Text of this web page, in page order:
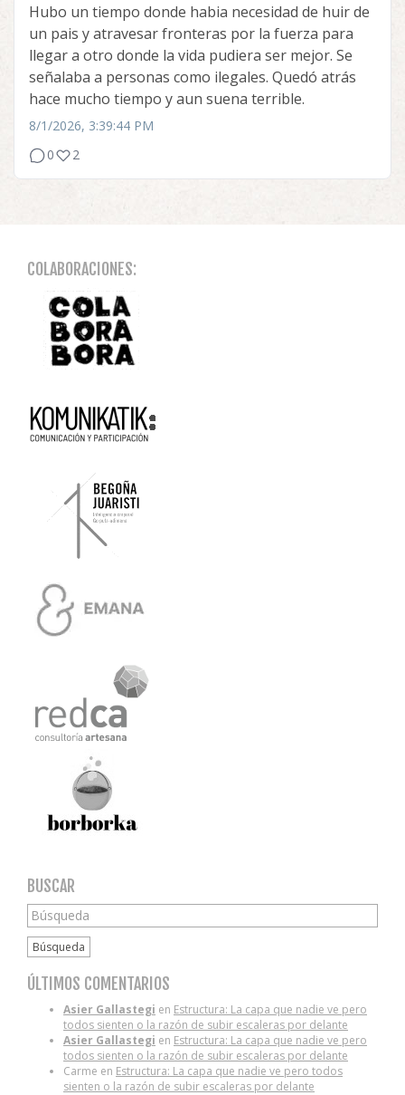
Hubo un tiempo donde habia necesidad de huir de
un pais y atravesar fronteras por la fuerza para
llegar a otro donde la vida pudiera ser mejor. Se
señalaba a personas como ilegales. Quedó atrás
hace mucho tiempo y aun suena terrible.
8/1/2026, 3:39:44 PM
0
2
COLABORACIONES:
BUSCAR
Búsqueda
ÚLTIMOS COMENTARIOS
Asier Gallastegi en Estructura: La capa que nadie ve pero
todos sienten o la razón de subir escaleras por delante
Asier Gallastegi en Estructura: La capa que nadie ve pero
todos sienten o la razón de subir escaleras por delante
Carme en Estructura: La capa que nadie ve pero todos
sienten o la razón de subir escaleras por delante